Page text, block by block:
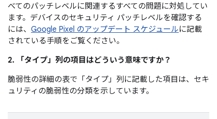
べてのパッチレベルに関連するすべての問題に対処してい
ます。デバイスのセキュリティ パッチレベルを確認する
には、 Google Pixel のアップデート スケジュールに記載
されている手順をご覧ください。
2. 「タイプ」 列の項目はどういう意味ですか？
脆弱性の詳細の表で「タイプ」 列に記載した項目は、セキ
ュリティの脆弱性の分類を示しています。